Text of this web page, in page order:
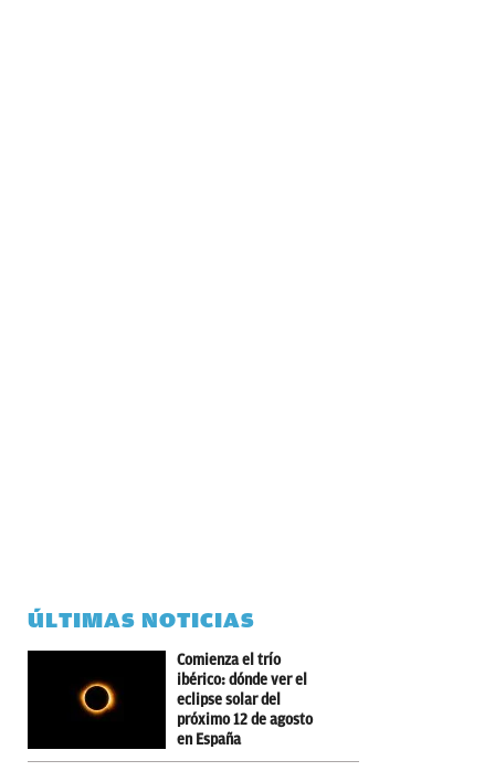
ÚLTIMAS NOTICIAS
Comienza el trío
ibérico: dónde ver el
eclipse solar del
próximo 12 de agosto
en España